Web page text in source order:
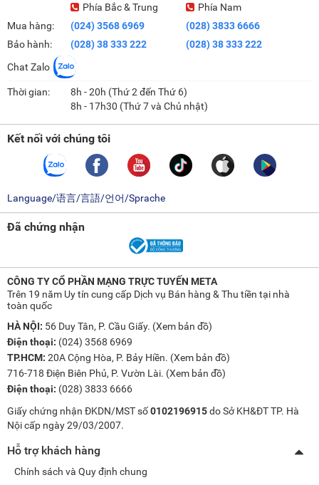
Mua hàng:
Bảo hành:
Phía Bắc & Trung
(024) 3568 6969
(028) 38 333 222
Phía Nam
(028) 3833 6666
(028) 38 333 222
Chat Zalo
Thời gian:
8h - 20h (Thứ 2 đến Thứ 6)
8h - 17h30 (Thứ 7 và Chủ nhật)
Kết nối với chúng tôi
Language/语言/言語/언어/Sprache
Đã chứng nhận
CÔNG TY CỔ PHẦN MẠNG TRỰC TUYẾN META
Trên 19 năm Uy tín cung cấp Dịch vụ Bán hàng & Thu tiền tại nhà
toàn quốc
HÀ NỘI: 56 Duy Tân, P. Cầu Giấy. (Xem bản đồ)
Điện thoại: (024) 3568 6969
TP.HCM: 20A Cộng Hòa, P. Bảy Hiền. (Xem bản đồ)
716-718 Điện Biên Phủ, P. Vườn Lài. (Xem bản đồ)
Điện thoại: (028) 3833 6666
Giấy chứng nhận ĐKDN/MST số0102196915do Sở KH&ĐT TP. Hà
Nội cấp ngày 29/03/2007.
Hỗ trợ khách hàng
Chính sách và Quy định chung